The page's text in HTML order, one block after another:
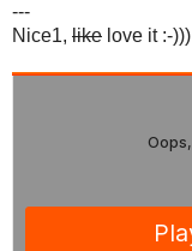
---
Nice1, like love it :-)))